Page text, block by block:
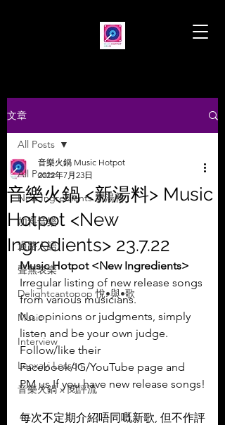
文章
All Posts
New Ingredients 新湯料
加料音樂
過路人語
聲無哀樂
Delightcantopop 悅•與•歌
Music
Interview
Leoxavi Lesson
音樂火鍋 x 閱評流
All Posts
音樂火鍋 <新湯料> Music
Hotpot <New
Ingredients> 23.7.22
音樂火鍋 Music Hotpot
2022年7月23日
Music Hotpot <New Ingredients>
Irregular listing of new release songs
from various musicians.
No opinions or judgments, simply
listen and be your own judge.
Follow/like their
Facebook/IG/YouTube page and
PM us If you have new release songs!
每次不定期介紹唔同嘅新歌, 但不作評